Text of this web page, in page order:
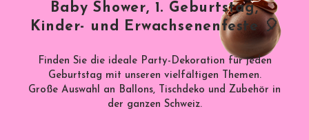
Baby Shower, 1. Geburtstag,
Kinder- und Erwachsenenfeste 🎈
Finden Sie die ideale Party-Dekoration für jeden
Geburtstag mit unseren vielfältigen Themen.
Große Auswahl an Ballons, Tischdeko und Zubehör in
der ganzen Schweiz.